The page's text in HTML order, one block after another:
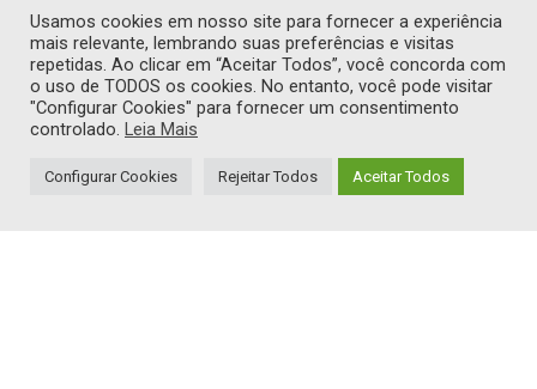
Receba nossos releases e
sugestões de pauta
Usamos cookies em nosso site para fornecer a experiência
mais relevante, lembrando suas preferências e visitas
repetidas. Ao clicar em “Aceitar Todos”, você concorda com
o uso de TODOS os cookies. No entanto, você pode visitar
"Configurar Cookies" para fornecer um consentimento
controlado. Leia Mais
Configurar Cookies Rejeitar Todos Aceitar Todos